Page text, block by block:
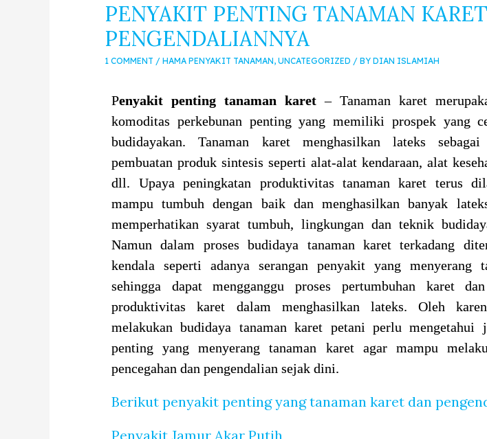
PENYAKIT PENTING TANAMAN
PENGENDALIANNYA
1 COMMENT /HAMA PENYAKIT TANAMAN,UNCATEGORIZED / BYDIAN ISLAMIAH
Penyakit penting tanaman karet – Tanaman karet
komoditas perkebunan penting yang memiliki prospek yang
budidayakan. Tanaman karet menghasilkan lateks
pembuatan produk sintesis seperti alat-alat kendaraan, alat
dll. Upaya peningkatan produktivitas tanaman karet terus
mampu tumbuh dengan baik dan menghasilkan banyak
memperhatikan syarat tumbuh, lingkungan dan teknik
Namun dalam proses budidaya tanaman karet terkadang
kendala seperti adanya serangan penyakit yang menyerang
sehingga dapat mengganggu proses pertumbuhan karet
produktivitas karet dalam menghasilkan lateks. Oleh
melakukan budidaya tanaman karet petani perlu mengetahui
penting yang menyerang tanaman karet agar mampu
pencegahan dan pengendalian sejak dini.
Berikut penyakit penting yang tanaman karet dan
Penyakit Jamur Akar Putih